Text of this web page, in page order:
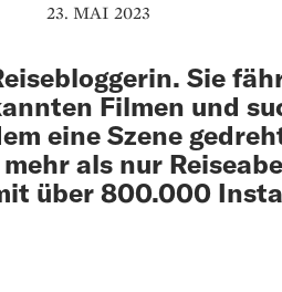
23. MAI 2023
Sie
Filmen und
eine Szene
als nur
über 800.000